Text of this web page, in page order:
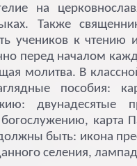
на
Также
учеников к чтению
перед началом
молитва. В
пособия:
двунадесятые
карта
быть: икона
селения,